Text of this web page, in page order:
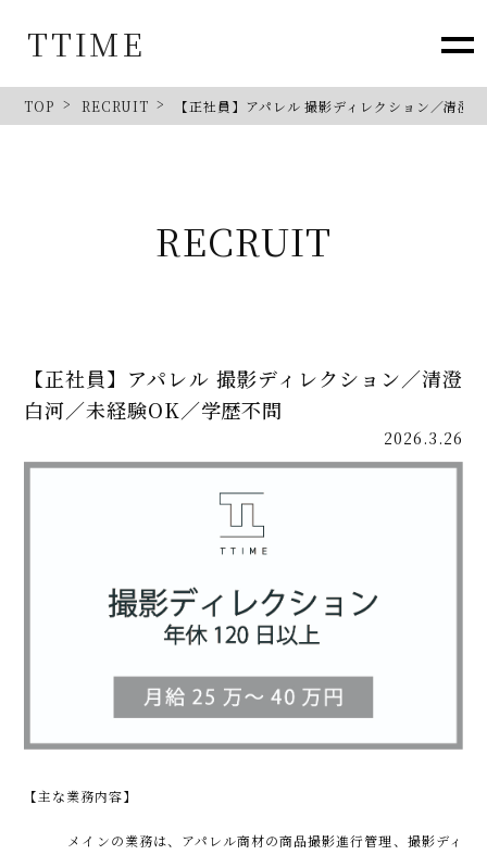
TTIME
TOP RECRUIT 【正社員】アパレル 撮影ディレクション／清澄
RECRUIT
【正社員】アパレル 撮影ディレクション／清澄
白河／未経験OK／学歴不問
2026.3.26
【主な業務内容】
メインの業務は、アパレル商材の商品撮影進行管理、撮影ディ